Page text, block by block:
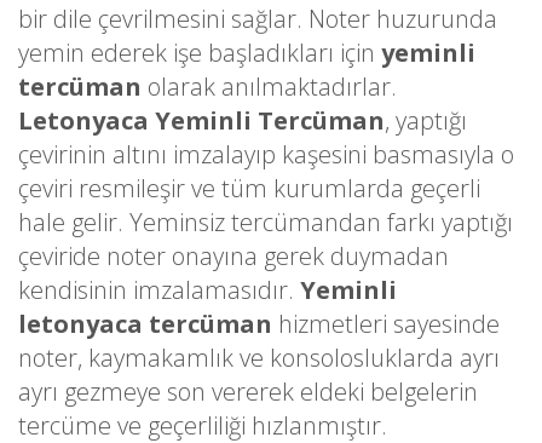
bir dile çevrilmesini sağlar. Noter huzurunda
yemin ederek işe başladıkları için yeminli
tercüman olarak anılmaktadırlar.
Letonyaca Yeminli Tercüman, yaptığı
çevirinin altını imzalayıp kaşesini basmasıyla o
çeviri resmileşir ve tüm kurumlarda geçerli
hale gelir. Yeminsiz tercümandan farkı yaptığı
çeviride noter onayına gerek duymadan
kendisinin imzalamasıdır. Yeminli
letonyaca tercüman hizmetleri sayesinde
noter, kaymakamlık ve konsolosluklarda ayrı
ayrı gezmeye son vererek eldeki belgelerin
tercüme ve geçerliliği hızlanmıştır.